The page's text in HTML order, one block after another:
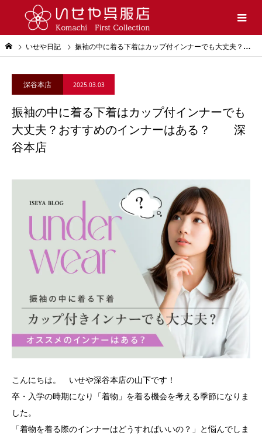
いせや日記 振袖の中に着る下着はカップ付インナーでも大丈夫？おすすめのインナーはある？ 深谷本店
深谷本店 2025.03.03
振袖の中に着る下着はカップ付インナーでも
大丈夫？おすすめのインナーはある？ 深
谷本店
こんにちは。 いせや深谷本店の山下です！
卒・入学の時期になり「着物」を着る機会を考える季節になりま
した。
「着物を着る際のインナーはどうすればいいの？」と悩んでしま